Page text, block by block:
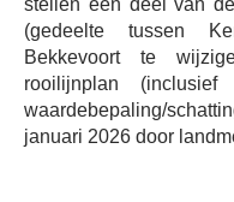
stellen een deel van
(gedeelte tussen
Bekkevoort te
rooilijnplan
waardebepaling/
januari 2026 door